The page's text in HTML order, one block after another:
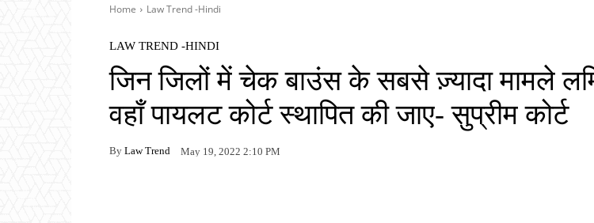
Home Law Trend -Hindi
LAW TREND -HINDI
जिन जिलों में चेक बाउंस के सबसे ज़्यादा मामले
वहाँ पायलट कोर्ट स्थापित की जाए- सुप्रीम कोर्ट
By Law Trend May 19, 2022 2:10 PM